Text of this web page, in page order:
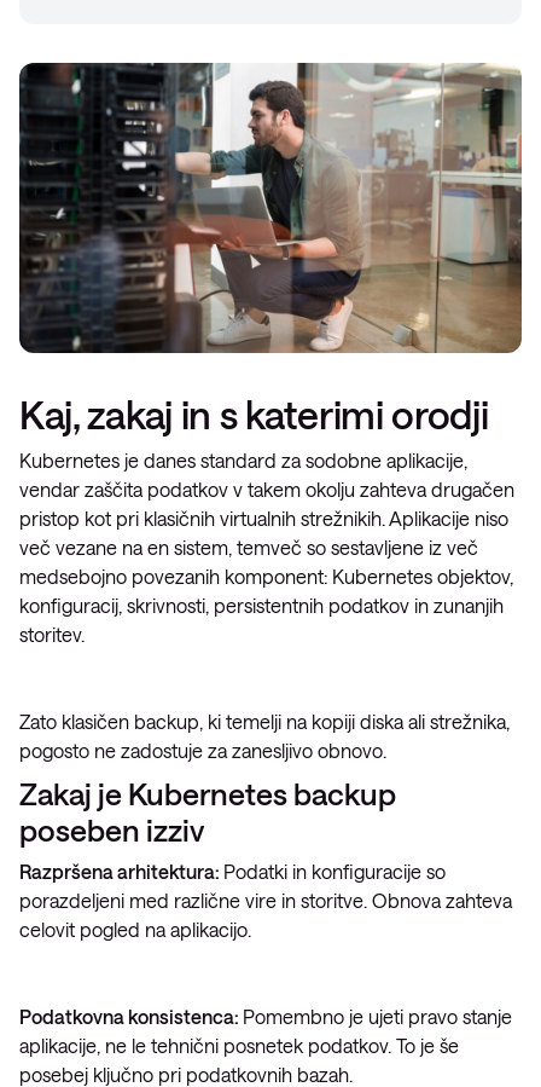
Kaj, zakaj in s katerimi orodji
Kubernetes je danes standard za sodobne aplikacije,
vendar zaščita podatkov v takem okolju zahteva drugačen
pristop kot pri klasičnih virtualnih strežnikih. Aplikacije niso
več vezane na en sistem, temveč so sestavljene iz več
medsebojno povezanih komponent: Kubernetes objektov,
konfiguracij, skrivnosti, persistentnih podatkov in zunanjih
storitev.
Zato klasičen backup, ki temelji na kopiji diska ali strežnika,
pogosto ne zadostuje za zanesljivo obnovo.
Zakaj je Kubernetes backup
poseben izziv
Razpršena arhitektura: Podatki in konfiguracije so
porazdeljeni med različne vire in storitve. Obnova zahteva
celovit pogled na aplikacijo.
Podatkovna konsistenca: Pomembno je ujeti pravo stanje
aplikacije, ne le tehnični posnetek podatkov. To je še
posebej ključno pri podatkovnih bazah.